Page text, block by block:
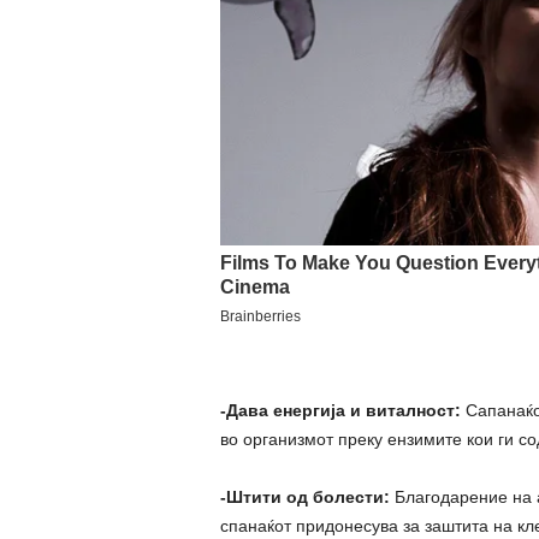
-Дава енергија и виталност:
во организмот преку ензимите кои ги
-Штити од болести: Благодарение на
спанаќот придонесува за заштита на